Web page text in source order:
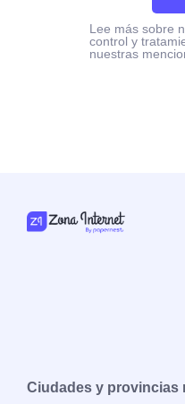
Lee más sobre
control y
nuestras
Ciudades y provincias